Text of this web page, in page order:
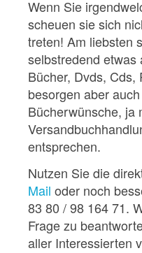
Wenn Sie
scheuen sie sich
treten! Am liebsten
selbstredend etwas
Bücher, Dvds,
besorgen aber
Bücherwünsche, ja
entsprechen.
Nutzen Sie die
Mail oder noch
83 80 / 98 164 71.
Frage zu
aller Interessierten